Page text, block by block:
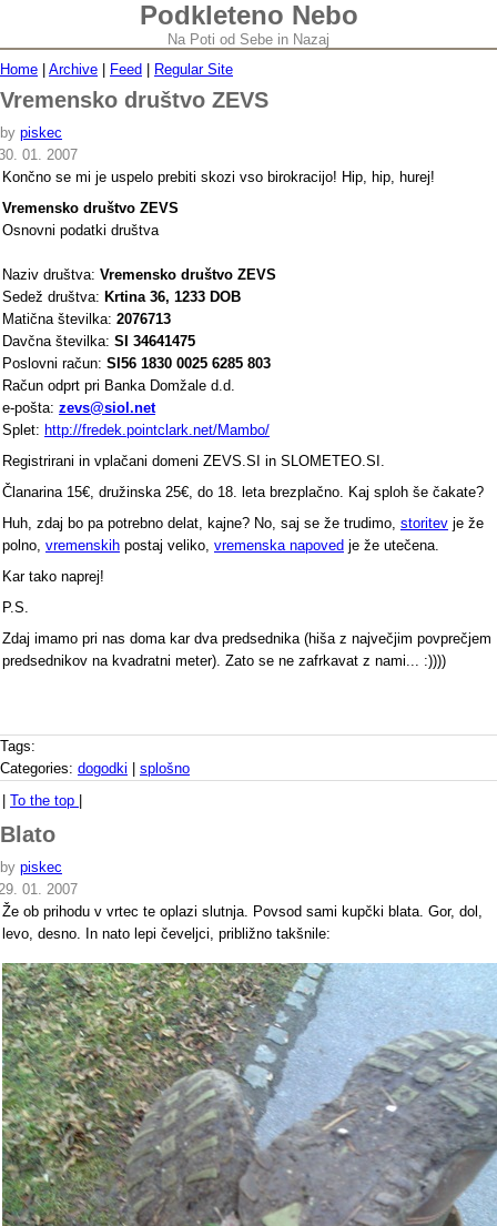
Podkleteno Nebo
Na Poti od Sebe in Nazaj
Home
Archive Feed Regular Site
Vremensko društvo ZEVS
by piskec
01. 2007
Končno se mi je uspelo prebiti skozi vso birokracijo! Hip, hip, hurej!
Vremensko društvo ZEVS
Osnovni podatki društva
Naziv društva: Vremensko društvo ZEVS
Sedež društva: Krtina 36, 1233 DOB
Matična številka: 2076713
Davčna številka: SI 34641475
Poslovni račun: SI56 1830 0025 6285 803
Račun odprt pri Banka Domžale d.d.
e-pošta: zevs@siol.net
Splet: http://fredek.pointclark.net/Mambo/
Registrirani in vplačani domeni ZEVS.SI in SLOMETEO.SI.
Članarina 15€, družinska 25€, do 18. leta brezplačno. Kaj sploh še čakate?
Huh, zdaj bo pa potrebno delat, kajne? No, saj se že trudimo, storitev je že
polno, vremenskih postaj veliko, vremenska napoved je že utečena.
Kar tako naprej!
P.S.
Zdaj imamo pri nas doma kar dva predsednika (hiša z največjim povprečjem
predsednikov na kvadratni meter). Zato se ne zafrkavat z nami... :))))
Tags:
Categories: dogodki
splošno
To the top
Blato
by piskec
01. 2007
Že ob prihodu v vrtec te oplazi slutnja. Povsod sami kupčki blata. Gor, dol,
levo, desno. In nato lepi čeveljci, približno takšnile: